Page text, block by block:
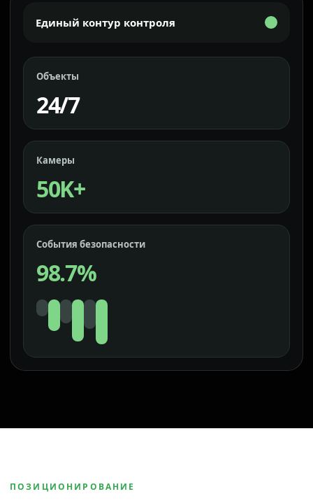
Единый контур контроля
Объекты
24/7
Камеры
50K+
События безопасности
98.7%
ПОЗИЦИОНИРОВАНИЕ